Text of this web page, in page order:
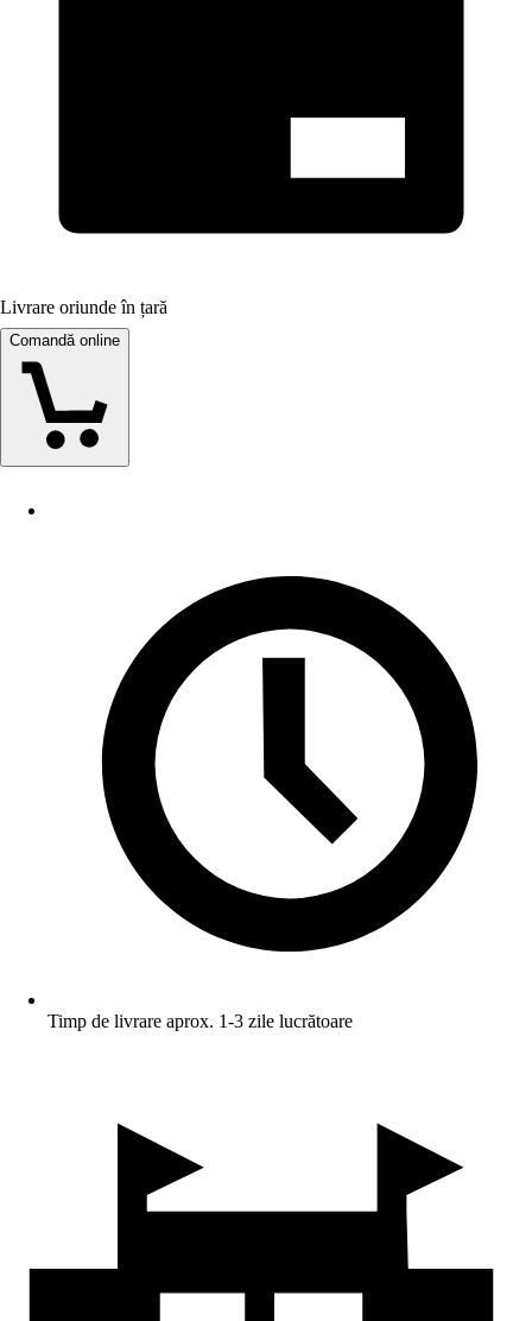
Livrare oriunde în țară
Comandă online
Timp de livrare aprox. 1-3 zile lucrătoare